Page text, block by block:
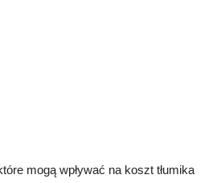
mogą wpływać na koszt tłumika